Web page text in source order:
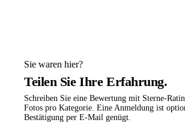
Sie waren hier?
Teilen Sie Ihre Erfahrung.
Schreiben Sie eine Bewertung mit Sterne-
Fotos pro Kategorie. Eine Anmeldung ist
Bestätigung per E-Mail genügt.